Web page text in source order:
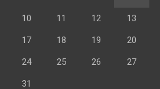
10 11 12 13
17 18 19 20
24 25 26 27
31